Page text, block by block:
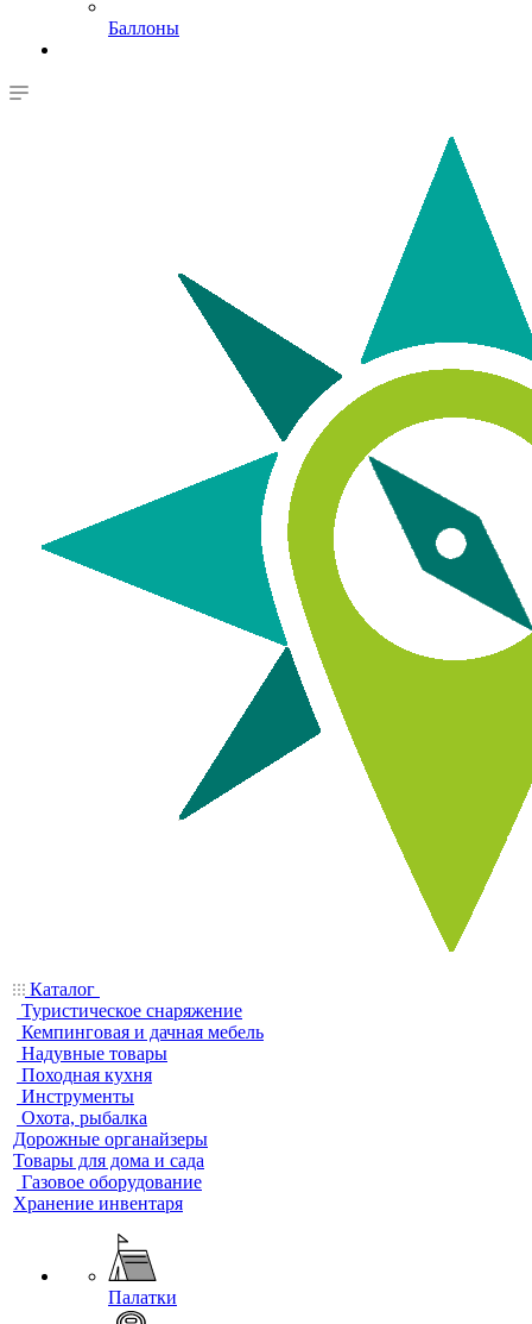
Баллоны
Каталог
Туристическое снаряжение
Кемпинговая и дачная мебель
Надувные товары
Походная кухня
Инструменты
Охота, рыбалка
Дорожные органайзеры
Товары для дома и сада
Газовое оборудование
Хранение инвентаря
Палатки